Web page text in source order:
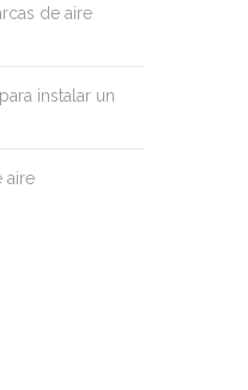
de aire
instalar un
aire